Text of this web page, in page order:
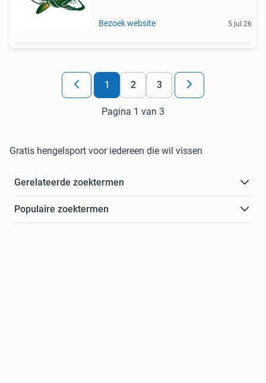
Bezoek website 5 jul 26
1 2 3
Pagina 1 van 3
Gratis hengelsport voor iedereen die wil vissen
Gerelateerde zoektermen
Populaire zoektermen